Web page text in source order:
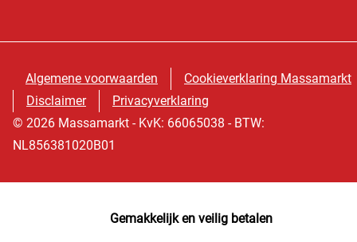
Algemene voorwaarden
Cookieverklaring Massamarkt
Disclaimer
Privacyverklaring
© 2026 Massamarkt - KvK: 66065038 - BTW:
NL856381020B01
Gemakkelijk en veilig betalen